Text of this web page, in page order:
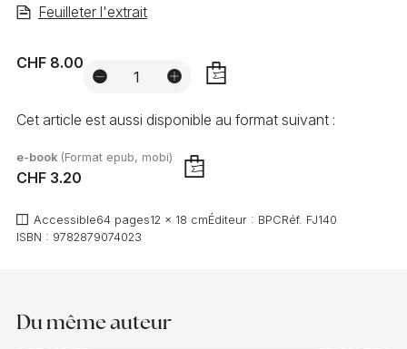
Feuilleter l'extrait
CHF 8.00
Cet article est aussi disponible au format suivant :
e-book (Format epub, mobi)
CHF 3.20
Accessible64 pages12 x 18 cmÉditeur : BPCRéf. FJ140
ISBN : 9782879074023
Du même auteur